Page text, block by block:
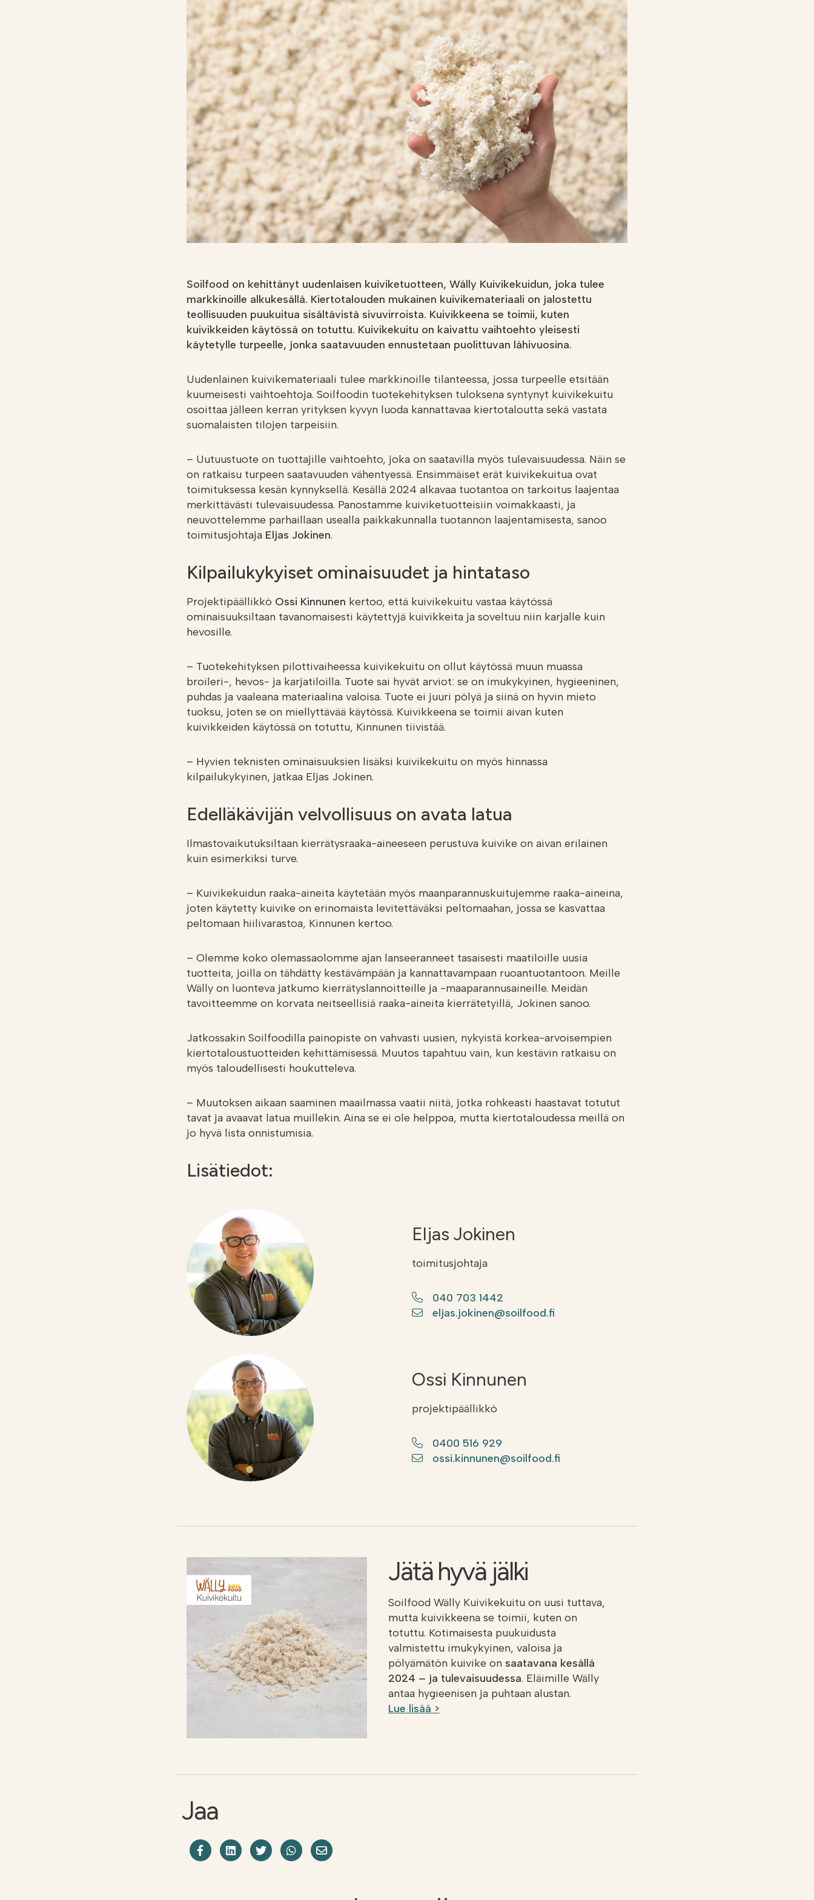
Lannoituslaskuri
Soilfoodin
verkkokauppa
Soilfood on kehittänyt uudenlaisen kuiviketuotteen, Wälly Kuivikekuidun, joka tulee
markkinoille alkukesällä. Kiertotalouden mukainen kuivikemateriaali on jalostettu
teollisuuden puukuitua sisältävistä sivuvirroista. Kuivikkeena se toimii, kuten
kuivikkeiden käytössä on totuttu. Kuivikekuitu on kaivattu vaihtoehto yleisesti
käytetylle turpeelle, jonka saatavuuden ennustetaan puolittuvan lähivuosina.
Uudenlainen kuivikemateriaali tulee markkinoille tilanteessa, jossa turpeelle etsitään
kuumeisesti vaihtoehtoja. Soilfoodin tuotekehityksen tuloksena syntynyt kuivikekuitu
osoittaa jälleen kerran yrityksen kyvyn luoda kannattavaa kiertotaloutta sekä vastata
suomalaisten tilojen tarpeisiin.
– Uutuustuote on tuottajille vaihtoehto, joka on saatavilla myös tulevaisuudessa. Näin se
on ratkaisu turpeen saatavuuden vähentyessä. Ensimmäiset erät kuivikekuitua ovat
toimituksessa kesän kynnyksellä. Kesällä 2024 alkavaa tuotantoa on tarkoitus laajentaa
merkittävästi tulevaisuudessa. Panostamme kuiviketuotteisiin voimakkaasti, ja
neuvottelemme parhaillaan usealla paikkakunnalla tuotannon laajentamisesta, sanoo
toimitusjohtaja Eljas Jokinen.
Kilpailukykyiset ominaisuudet ja hintataso
Projektipäällikkö Ossi Kinnunen kertoo, että kuivikekuitu vastaa käytössä
ominaisuuksiltaan tavanomaisesti käytettyjä kuivikkeita ja soveltuu niin karjalle kuin
hevosille.
– Tuotekehityksen pilottivaiheessa kuivikekuitu on ollut käytössä muun muassa
broileri-, hevos- ja karjatiloilla. Tuote sai hyvät arviot: se on imukykyinen, hygieeninen,
puhdas ja vaaleana materiaalina valoisa. Tuote ei juuri pölyä ja siinä on hyvin mieto
tuoksu, joten se on miellyttävää käytössä. Kuivikkeena se toimii aivan kuten
kuivikkeiden käytössä on totuttu, Kinnunen tiivistää.
– Hyvien teknisten ominaisuuksien lisäksi kuivikekuitu on myös hinnassa
kilpailukykyinen, jatkaa Eljas Jokinen.
Edelläkävijän velvollisuus on avata latua
Ilmastovaikutuksiltaan kierrätysraaka-aineeseen perustuva kuivike on aivan erilainen
kuin esimerkiksi turve.
– Kuivikekuidun raaka-aineita käytetään myös maanparannuskuitujemme raaka-aineina,
joten käytetty kuivike on erinomaista levitettäväksi peltomaahan, jossa se kasvattaa
peltomaan hiilivarastoa, Kinnunen kertoo.
– Olemme koko olemassaolomme ajan lanseeranneet tasaisesti maatiloille uusia
tuotteita, joilla on tähdätty kestävämpään ja kannattavampaan ruoantuotantoon. Meille
Wälly on luonteva jatkumo kierrätyslannoitteille ja -maaparannusaineille. Meidän
tavoitteemme on korvata neitseellisiä raaka-aineita kierrätetyillä, Jokinen sanoo.
Jatkossakin Soilfoodilla painopiste on vahvasti uusien, nykyistä korkea-arvoisempien
kiertotaloustuotteiden kehittämisessä. Muutos tapahtuu vain, kun kestävin ratkaisu on
myös taloudellisesti houkutteleva.
– Muutoksen aikaan saaminen maailmassa vaatii niitä, jotka rohkeasti haastavat totutut
tavat ja avaavat latua muillekin. Aina se ei ole helppoa, mutta kiertotaloudessa meillä on
jo hyvä lista onnistumisia.
Lisätiedot:
Eljas Jokinen
toimitusjohtaja
040 703 1442
eljas.jokinen@soilfood.fi
Ossi Kinnunen
projektipäällikkö
0400 516 929
ossi.kinnunen@soilfood.fi
Jätä hyvä jälki
Soilfood Wälly Kuivikekuitu on uusi tuttava,
mutta kuivikkeena se toimii, kuten on
totuttu. Kotimaisesta puukuidusta
valmistettu imukykyinen, valoisa ja
pölyämätön kuivike on saatavana kesällä
2024 – ja tulevaisuudessa. Eläimille Wälly
antaa hygieenisen ja puhtaan alustan.
Lue lisää >
Jaa
Jaa Facebookissa
Share on LinkedIn
Jaa Twitterissä
Jaa WhatsAppissa